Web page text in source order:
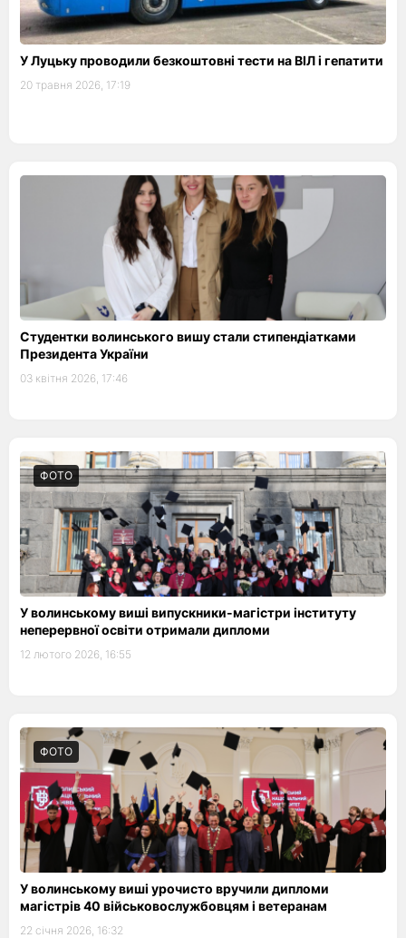
У Луцьку проводили безкоштовні тести на ВІЛ і гепатити
20 травня 2026, 17:19
Студентки волинського вишу стали стипендіатками
Президента України
03 квітня 2026, 17:46
ФОТО
У волинському виші випускники-магістри інституту
неперервної освіти отримали дипломи
12 лютого 2026, 16:55
ФОТО
У волинському виші урочисто вручили дипломи
магістрів 40 військовослужбовцям і ветеранам
22 січня 2026, 16:32